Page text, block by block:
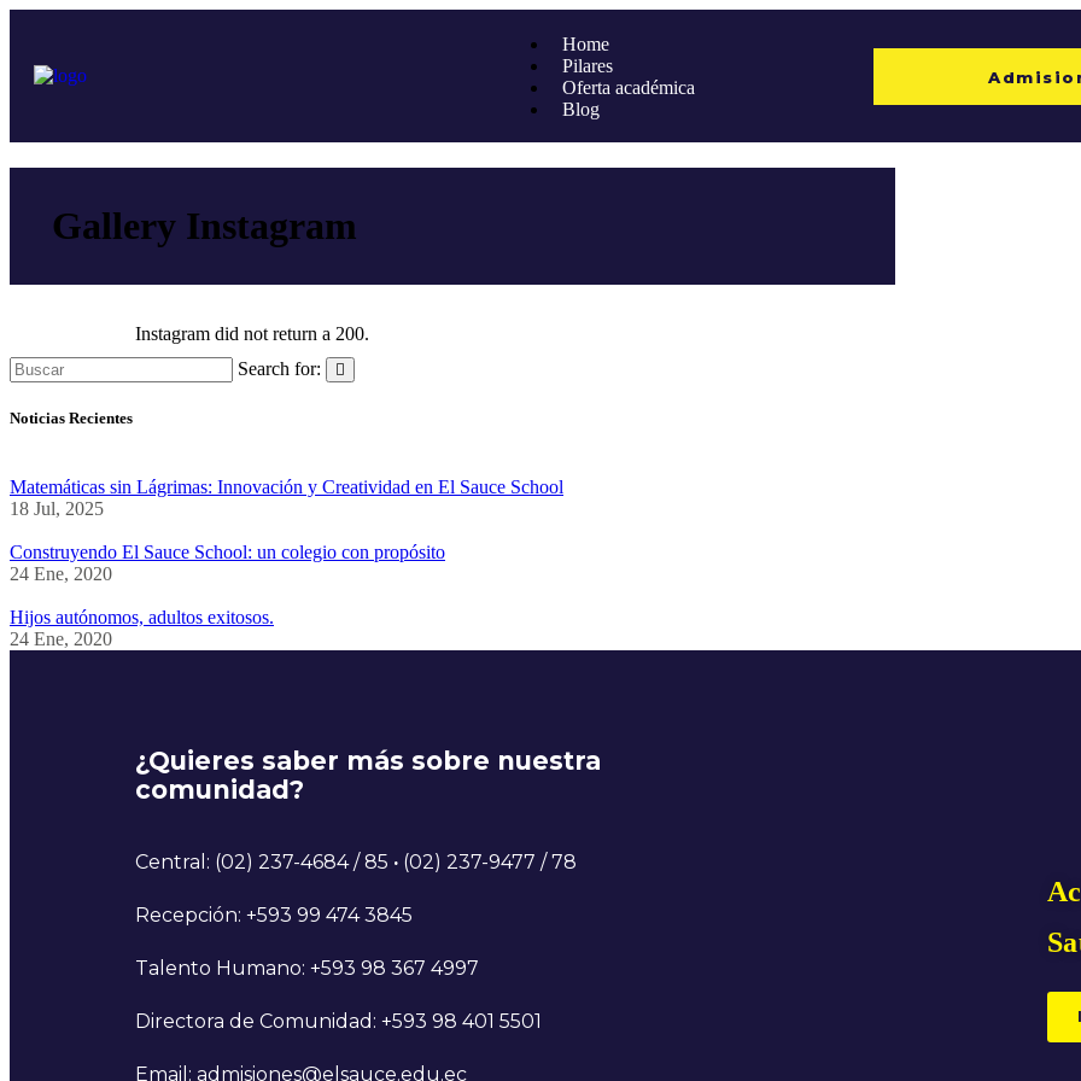
Home
Pilares
Oferta académica
Blog
Gallery Instagram
Instagram did not return a 200.
Search for:
Noticias Recientes
Matemáticas sin Lágrimas: Innovación y Creatividad en El Sauce School
18 Jul, 2025
Construyendo El Sauce School: un colegio con propósito
24 Ene, 2020
Hijos autónomos, adultos exitosos.
24 Ene, 2020
¿Quieres saber más sobre nuestra
comunidad?
Central: (02) 237-4684 / 85 · (02) 237-9477 / 78
Recepción: +593 99 474 3845
Talento Humano: +593 98 367 4997
Directora de Comunidad: +593 98 401 5501
Email: admisiones@elsauce.edu.ec